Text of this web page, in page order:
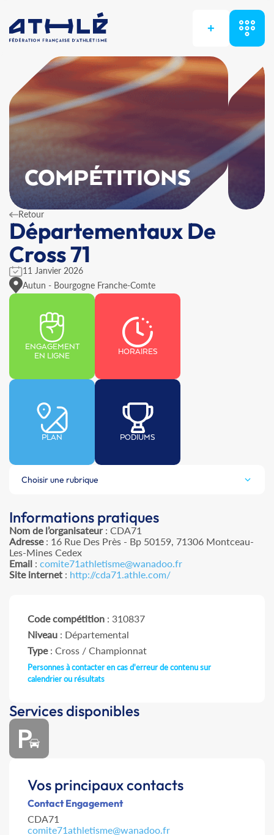
+
COMPÉTITIONS
Retour
Départementaux De
Cross 71
11 Janvier 2026
Autun - Bourgogne Franche-Comte
ENGAGEMENT
EN LIGNE
HORAIRES
PLAN PODIUMS
Choisir une rubrique
Informations pratiques
Nom de l’organisateur: CDA71
Adresse: 16 Rue Des Près - Bp 50159, 71306 Montceau-
Les-Mines Cedex
Email : comite71athletisme@wanadoo.fr
Site internet : http://cda71.athle.com/
Code compétition : 310837
Niveau : Départemental
Type: Cross / Championnat
Personnes à contacter en cas d'erreur de contenu sur
calendrier ou résultats
Services disponibles
Vos principaux contacts
Contact Engagement
CDA71
comite71athletisme@wanadoo.fr